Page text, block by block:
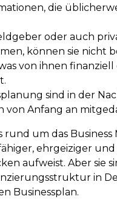
die
oder auch
können sie nicht
von ihnen finanziell
sind in der
von Anfang an
um das Business
ehrgeiziger
aufweist. Aber sie
in
Businessplan.